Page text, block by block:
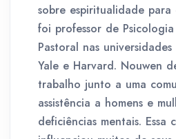
sobre espiritualidade para
foi professor de
Pastoral nas
Yale e Harvard. Nouwen
trabalho junto a uma
assistência a homens e
deficiências mentais. Essa